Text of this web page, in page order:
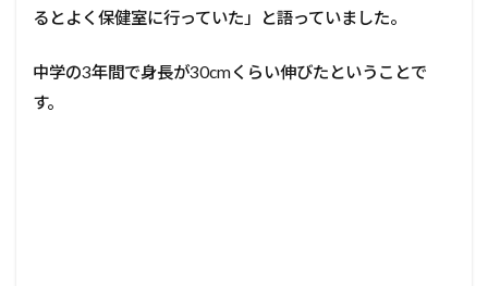
るとよく保健室に行っていた」と語っていました。
中学の3年間で身長が30cmくらい伸びたということで
す。